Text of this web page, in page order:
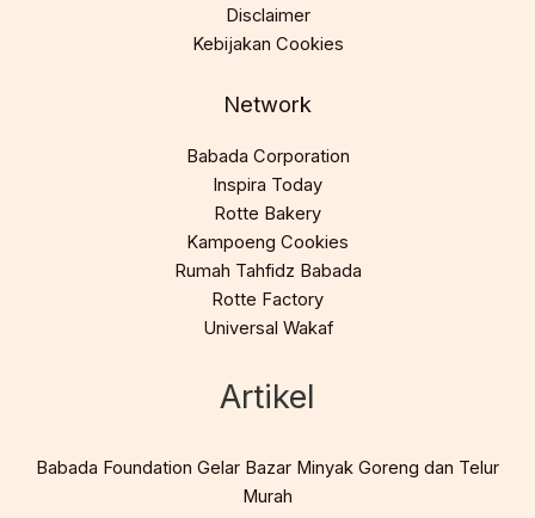
Disclaimer
Kebijakan Cookies
Network
Babada Corporation
Inspira Today
Rotte Bakery
Kampoeng Cookies
Rumah Tahfidz Babada
Rotte Factory
Universal Wakaf
Artikel
Babada Foundation Gelar Bazar Minyak Goreng dan Telur
Murah